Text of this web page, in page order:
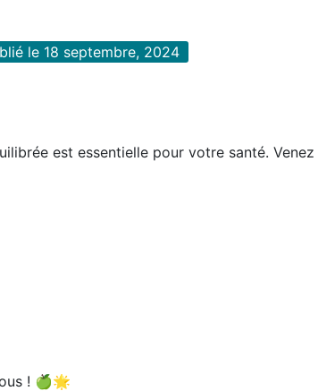
le 18 septembre, 2024
est essentielle pour votre santé.
! 🍏🌟